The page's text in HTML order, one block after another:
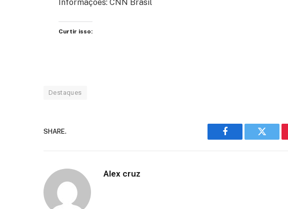
Informações: CNN Brasil
Curtir isso:
Destaques
SHARE.
Facebook Twitter
Alex cruz